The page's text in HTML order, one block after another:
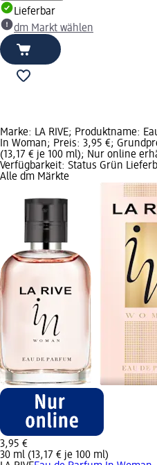
Lieferbar
dm Markt wählen
Marke: LA RIVE; Produktname:
In Woman; Preis: 3,95 €;
(13,17 € je 100 ml); Nur online
Verfügbarkeit: Status Grün
Alle dm Märkte
3,95 €
30 ml (13,17 € je 100 ml)